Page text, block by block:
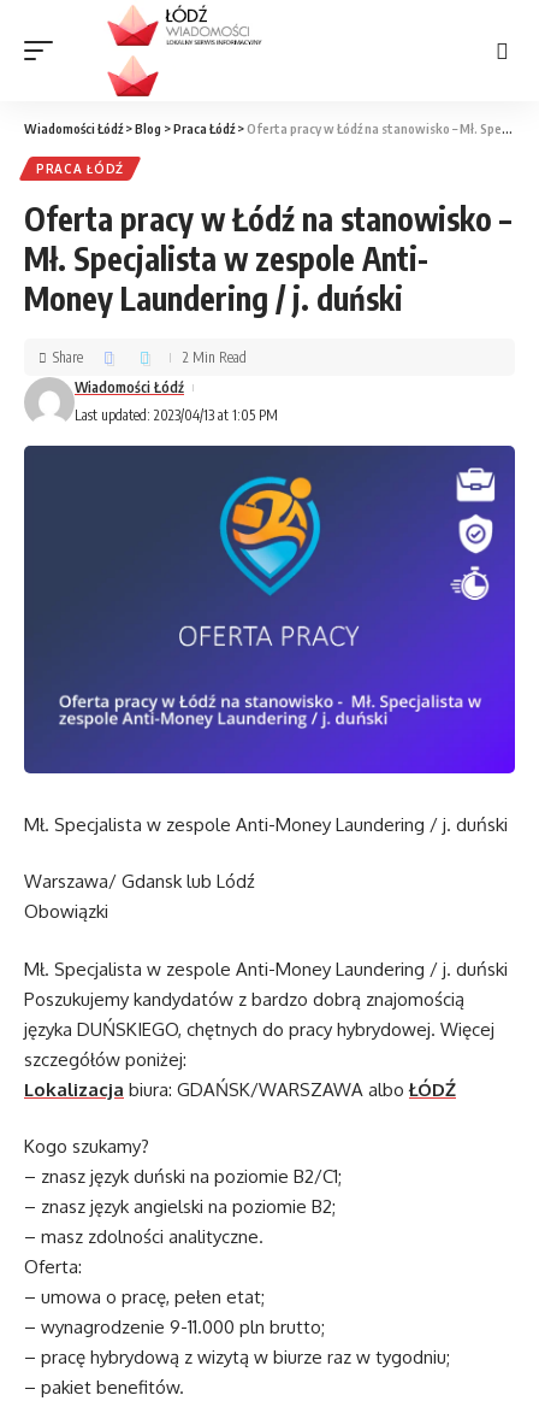
Wiadomości Łódź>Blog >Praca Łódź>Oferta pracy w Łódź na stanowisko – Mł. Specjalista w zespole Anti-Money Laundering / j. duński
PRACA ŁÓDŹ
Oferta pracy w Łódź na stanowisko –
Mł. Specjalista w zespole Anti-
Money Laundering / j. duński
Last updated: 2023/04/13 at 1:05 PM
Wiadomości Łódź
Share 2 Min Read
Mł. Specjalista w zespole Anti-Money Laundering / j. duński
Warszawa/ Gdansk lub Lódź
Obowiązki
Mł. Specjalista w zespole Anti-Money Laundering / j. duński
Poszukujemy kandydatów z bardzo dobrą znajomością
języka DUŃSKIEGO, chętnych do pracy hybrydowej. Więcej
szczegółów poniżej:
Lokalizacja biura: GDAŃSK/WARSZAWA alboŁÓDŹ
Kogo szukamy?
– znasz język duński na poziomie B2/C1;
– znasz język angielski na poziomie B2;
– masz zdolności analityczne.
Oferta:
– umowa o pracę, pełen etat;
– wynagrodzenie 9-11.000 pln brutto;
– pracę hybrydową z wizytą w biurze raz w tygodniu;
– pakiet benefitów.